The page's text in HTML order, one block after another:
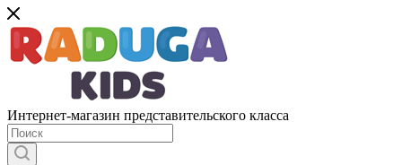
Интернет-магазин представительского класса